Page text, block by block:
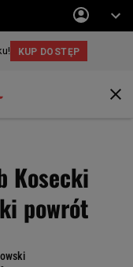
Kosecki
powrót